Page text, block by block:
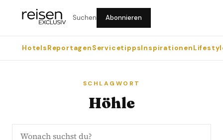
Suchen Abonnieren
HotelsReportagenServicetippsInspirationen
SCHLAGWORT
Höhle